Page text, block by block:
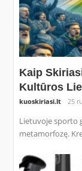
Kaip
Kultūros
kuoskiriasi.lt 25
Lietuvoje sporto
metamorfozę.